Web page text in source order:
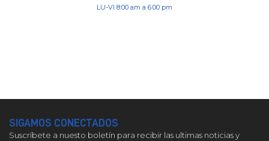
LU-VI 8:00 am a 6:00 pm
SIGAMOS CONECTADOS
Suscríbete a nuesto boletín para recibir las ultimas noticias y